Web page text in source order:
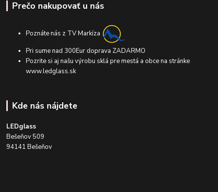
Prečo nakupovať u nás
Poznáte nás z TV Markíza
Pri sume nad 300Eur doprava ZADARMO
Pozrite si aj našu výrobu sklá pre mestá a obce na stránke
www.ledglass.sk
Kde nás nájdete
LEDglass
Bešeňov 509
94141 Bešeňov